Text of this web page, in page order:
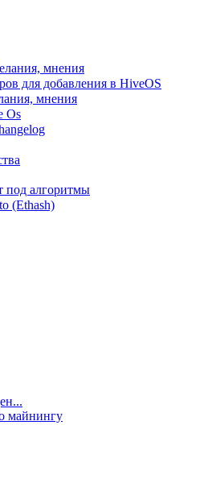
мнения
для добавления в HiveOS
мнения
Os
под алгоритмы
(Ethash)
майнингу